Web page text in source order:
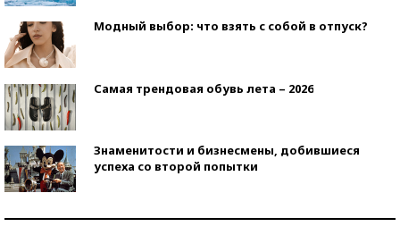
Модный выбор: что взять с собой в отпуск?
Самая трендовая обувь лета – 2026
Знаменитости и бизнесмены, добившиеся
успеха со второй попытки